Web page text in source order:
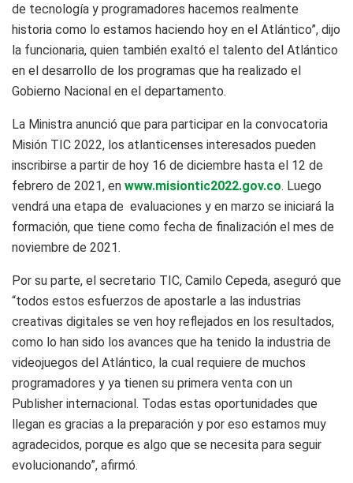
de tecnología y programadores hacemos realmente
historia como lo estamos haciendo hoy en el Atlántico”, dijo
la funcionaria, quien también exaltó el talento del Atlántico
en el desarrollo de los programas que ha realizado el
Gobierno Nacional en el departamento.
La Ministra anunció que para participar en la convocatoria
Misión TIC 2022, los atlanticenses interesados pueden
inscribirse a partir de hoy 16 de diciembre hasta el 12 de
febrero de 2021, en www.misiontic2022.gov.co. Luego
vendrá una etapa de evaluaciones y en marzo se iniciará la
formación, que tiene como fecha de finalización el mes de
noviembre de 2021.
Por su parte, el secretario TIC, Camilo Cepeda, aseguró que
“todos estos esfuerzos de apostarle a las industrias
creativas digitales se ven hoy reflejados en los resultados,
como lo han sido los avances que ha tenido la industria de
videojuegos del Atlántico, la cual requiere de muchos
programadores y ya tienen su primera venta con un
Publisher internacional. Todas estas oportunidades que
llegan es gracias a la preparación y por eso estamos muy
agradecidos, porque es algo que se necesita para seguir
evolucionando”, afirmó.